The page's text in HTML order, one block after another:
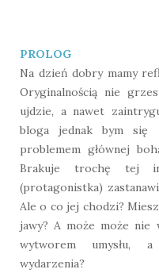
PROLOG
Na dzień dobry mamy
Oryginalnością nie
ujdzie, a nawet
bloga jednak bym się
problemem głównej
Brakuje trochę tej
(protagonistka)
Ale o co jej chodzi?
jawy? A może może
wytworem umysłu,
wydarzenia?